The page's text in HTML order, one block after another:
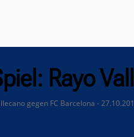
Rayo
gegen FC Barcelona -